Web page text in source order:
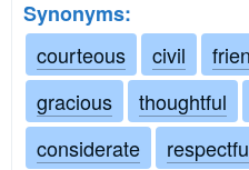
Synonyms:
courteous
civil
gracious
thoughtful
considerate